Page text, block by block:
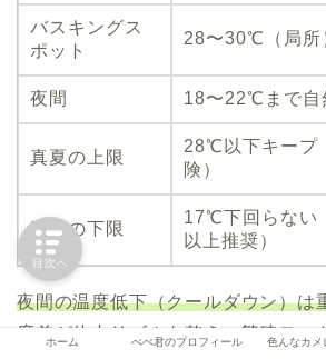
バスキングス
ポット
28〜30℃（局所
夜間 18〜22℃まで自
真夏の上限
28℃以下キープ
険）
真冬の下限
17℃下回らない
以上推奨）
夜間の温度低下（クールダウン）は
度差が体内リズムを整え、繁殖モー
ホーム ぺぺ君のプロフィール 色んなカメ
目次へ